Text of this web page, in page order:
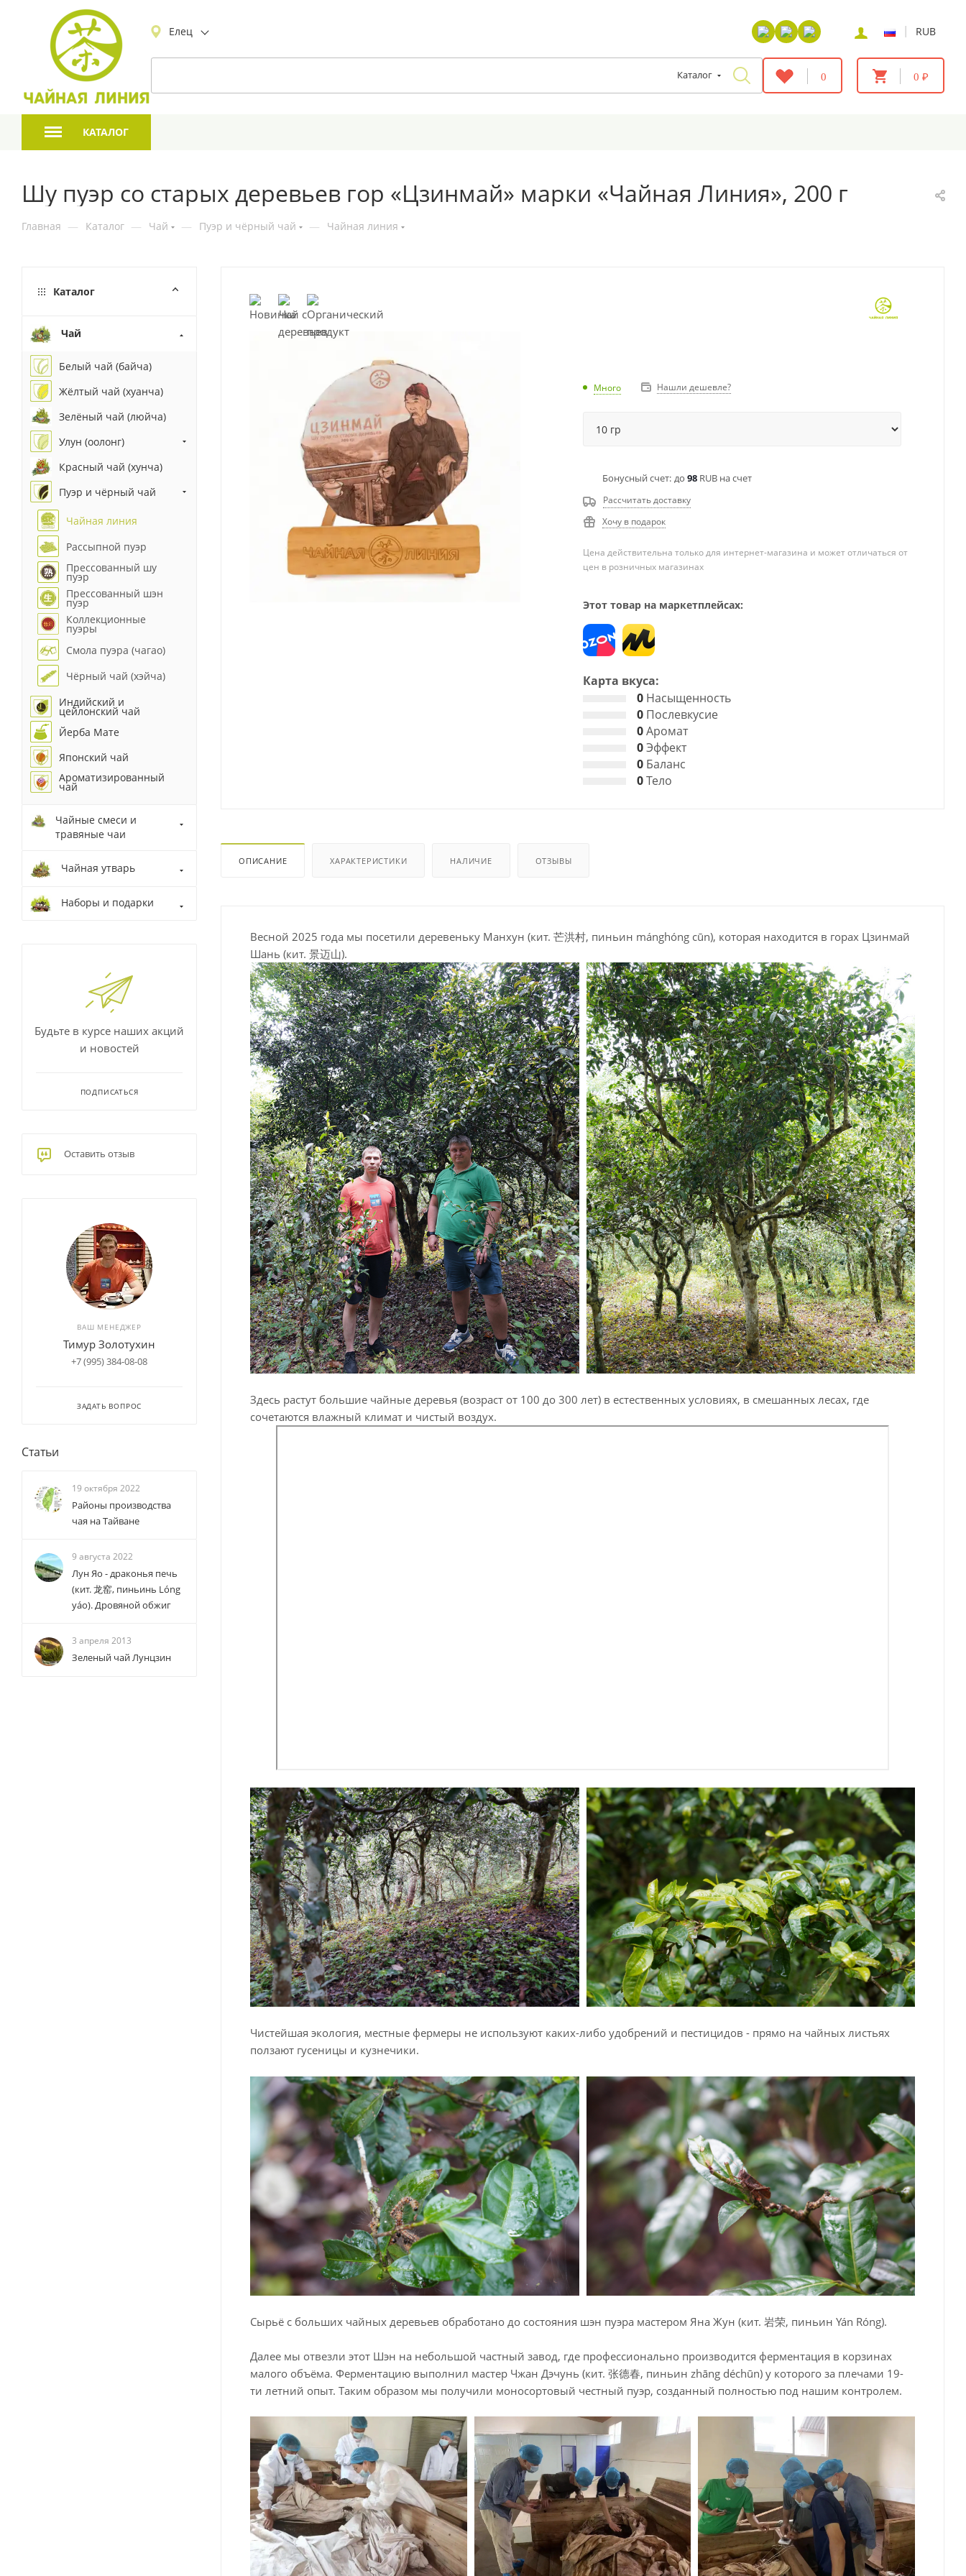
Елец | RUB
Каталог 0 0 ₽
КАТАЛОГ
Шу пуэр со старых деревьев гор «Цзинмай» марки «Чайная Линия», 200 г
Главная — Каталог — Чай — Пуэр и чёрный чай — Чайная линия
Много Нашли дешевле?
Бонусный счет: до 98RUB на счет
Рассчитать доставку
Хочу в подарок
Цена действительна только для интернет-магазина и может отличаться от
цен в розничных магазинах
Этот товар на маркетплейсах:
Карта вкуса:
0Насыщенность
0Послевкусие
0Аромат
0Эффект
0Баланс
0Тело
ОПИСАНИЕ ХАРАКТЕРИСТИКИ НАЛИЧИЕ ОТЗЫВЫ
Весной 2025 года мы посетили деревеньку Манхун (кит. 芒洪村, пиньин mánghóng cūn), которая находится в горах Цзинмай
Шань (кит. 景迈山).
Здесь растут большие чайные деревья (возраст от 100 до 300 лет) в естественных условиях, в смешанных лесах, где
сочетаются влажный климат и чистый воздух.
Чистейшая экология, местные фермеры не используют каких-либо удобрений и пестицидов - прямо на чайных листьях
ползают гусеницы и кузнечики.
Сырьё с больших чайных деревьев обработано до состояния шэн пуэра мастером Яна Жун (кит. 岩荣, пиньин Yán Róng).
Далее мы отвезли этот Шэн на небольшой частный завод, где профессионально производится ферментация в корзинах
малого объёма. Ферментацию выполнил мастер Чжан Дэчунь (кит. 张德春, пиньин zhāng déchūn) у которого за плечами 19-
ти летний опыт. Таким образом мы получили моносортовый честный пуэр, созданный полностью под нашим контролем.
Каталог
Чай
Белый чай (байча)
Жёлтый чай (хуанча)
Зелёный чай (люйча)
Улун (оолонг)
Красный чай (хунча)
Пуэр и чёрный чай
Чайная линия
Рассыпной пуэр
Прессованный шу
пуэр
Прессованный шэн
пуэр
Коллекционные
пуэры
Смола пуэра (чагао)
Чёрный чай (хэйча)
Индийский и
цейлонский чай
Йерба Мате
Японский чай
Ароматизированный
чай
Чайные смеси и
травяные чаи
Чайная утварь
Наборы и подарки
Будьте в курсе наших акций
и новостей
ПОДПИСАТЬСЯ
Оставить отзыв
ВАШ МЕНЕДЖЕР
Тимур Золотухин
+7 (995) 384-08-08
ЗАДАТЬ ВОПРОС
Статьи
19 октября 2022
Районы производства
чая на Тайване
9 августа 2022
Лун Яо - драконья печь
(кит. 龙窑, пиньинь Lóng
yáo). Дровяной обжиг
3 апреля 2013
Зеленый чай Лунцзин